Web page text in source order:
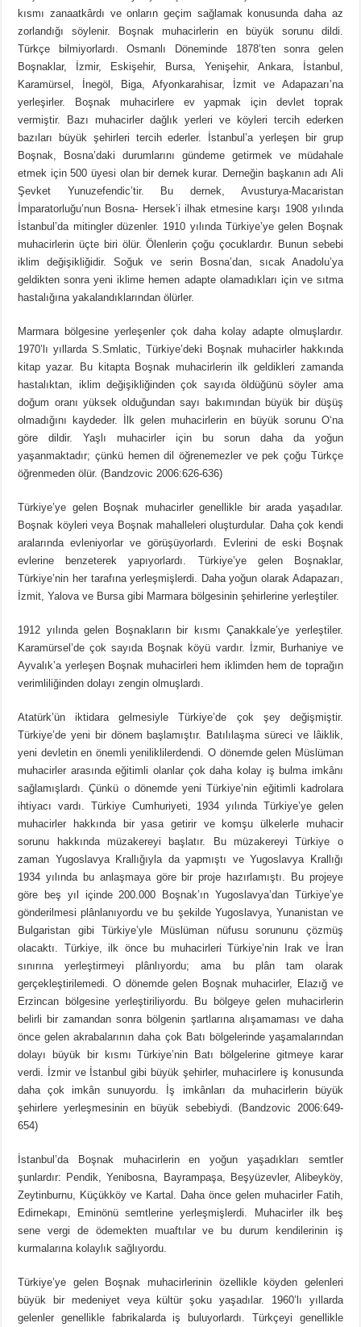
kısmı zanaatkârdı ve onların geçim sağlamak konusunda daha az
zorlandığı söylenir. Boşnak muhacirlerin en büyük sorunu dildi.
Türkçe bilmiyorlardı. Osmanlı Döneminde 1878’ten sonra gelen
Boşnaklar, İzmir, Eskişehir, Bursa, Yenişehir, Ankara, İstanbul,
Karamürsel, İnegöl, Biga, Afyonkarahisar, İzmit ve Adapazarı’na
yerleşirler. Boşnak muhacirlere ev yapmak için devlet toprak
vermiştir. Bazı muhacirler dağlık yerleri ve köyleri tercih ederken
bazıları büyük şehirleri tercih ederler. İstanbul’a yerleşen bir grup
Boşnak, Bosna’daki durumlarını gündeme getirmek ve müdahale
etmek için 500 üyesi olan bir dernek kurar. Derneğin başkanın adı Ali
Şevket Yunuzefendic’tir. Bu dernek, Avusturya-Macaristan
İmparatorluğu’nun Bosna- Hersek’i ilhak etmesine karşı 1908 yılında
İstanbul’da mitingler düzenler. 1910 yılında Türkiye’ye gelen Boşnak
muhacirlerin üçte biri ölür. Ölenlerin çoğu çocuklardır. Bunun sebebi
iklim değişikliğidir. Soğuk ve serin Bosna’dan, sıcak Anadolu’ya
geldikten sonra yeni iklime hemen adapte olamadıkları için ve sıtma
hastalığına yakalandıklarından ölürler.
Marmara bölgesine yerleşenler çok daha kolay adapte olmuşlardır.
1970’lı yıllarda S.Smlatic, Türkiye’deki Boşnak muhacirler hakkında
kitap yazar. Bu kitapta Boşnak muhacirlerin ilk geldikleri zamanda
hastalıktan, iklim değişikliğinden çok sayıda öldüğünü söyler ama
doğum oranı yüksek olduğundan sayı bakımından büyük bir düşüş
olmadığını kaydeder. İlk gelen muhacirlerin en büyük sorunu O‘na
göre dildir. Yaşlı muhacirler için bu sorun daha da yoğun
yaşanmaktadır; çünkü hemen dil öğrenemezler ve pek çoğu Türkçe
öğrenmeden ölür. (Bandzovic 2006:626-636)
Türkiye’ye gelen Boşnak muhacirler genellikle bir arada yaşadılar.
Boşnak köyleri veya Boşnak mahalleleri oluşturdular. Daha çok kendi
aralarında evleniyorlar ve görüşüyorlardı. Evlerini de eski Boşnak
evlerine benzeterek yapıyorlardı. Türkiye’ye gelen Boşnaklar,
Türkiye’nin her tarafına yerleşmişlerdi. Daha yoğun olarak Adapazarı,
İzmit, Yalova ve Bursa gibi Marmara bölgesinin şehirlerine yerleştiler.
1912 yılında gelen Boşnakların bir kısmı Çanakkale’ye yerleştiler.
Karamürsel’de çok sayıda Boşnak köyü vardır. İzmir, Burhaniye ve
Ayvalık’a yerleşen Boşnak muhacirleri hem iklimden hem de toprağın
verimliliğinden dolayı zengin olmuşlardı.
Atatürk’ün iktidara gelmesiyle Türkiye’de çok şey değişmiştir.
Türkiye’de yeni bir dönem başlamıştır. Batılılaşma süreci ve lâiklik,
yeni devletin en önemli yeniliklilerdendi. O dönemde gelen Müslüman
muhacirler arasında eğitimli olanlar çok daha kolay iş bulma imkânı
sağlamışlardı. Çünkü o dönemde yeni Türkiye’nin eğitimli kadrolara
ihtiyacı vardı. Türkiye Cumhuriyeti, 1934 yılında Türkiye’ye gelen
muhacirler hakkında bir yasa getirir ve komşu ülkelerle muhacir
sorunu hakkında müzakereyi başlatır. Bu müzakereyi Türkiye o
zaman Yugoslavya Krallığıyla da yapmıştı ve Yugoslavya Krallığı
1934 yılında bu anlaşmaya göre bir proje hazırlamıştı. Bu projeye
göre beş yıl içinde 200.000 Boşnak’ın Yugoslavya’dan Türkiye’ye
gönderilmesi plânlanıyordu ve bu şekilde Yugoslavya, Yunanistan ve
Bulgaristan gibi Türkiye’yle Müslüman nüfusu sorununu çözmüş
olacaktı. Türkiye, ilk önce bu muhacirleri Türkiye’nin Irak ve İran
sınırına yerleştirmeyi plânlıyordu; ama bu plân tam olarak
gerçekleştirilemedi. O dönemde gelen Boşnak muhacirler, Elazığ ve
Erzincan bölgesine yerleştiriliyordu. Bu bölgeye gelen muhacirlerin
belirli bir zamandan sonra bölgenin şartlarına alışamaması ve daha
önce gelen akrabalarının daha çok Batı bölgelerinde yaşamalarından
dolayı büyük bir kısmı Türkiye’nin Batı bölgelerine gitmeye karar
verdi. İzmir ve İstanbul gibi büyük şehirler, muhacirlere iş konusunda
daha çok imkân sunuyordu. İş imkânları da muhacirlerin büyük
şehirlere yerleşmesinin en büyük sebebiydi. (Bandzovic 2006:649-
654)
İstanbul’da Boşnak muhacirlerin en yoğun yaşadıkları semtler
şunlardır: Pendik, Yenibosna, Bayrampaşa, Beşyüzevler, Alibeyköy,
Zeytinburnu, Küçükköy ve Kartal. Daha önce gelen muhacirler Fatih,
Edirnekapı, Eminönü semtlerine yerleşmişlerdi. Muhacirler ilk beş
sene vergi de ödemekten muaftılar ve bu durum kendilerinin iş
kurmalarına kolaylık sağlıyordu.
Türkiye’ye gelen Boşnak muhacirlerinin özellikle köyden gelenleri
büyük bir medeniyet veya kültür şoku yaşadılar. 1960’lı yıllarda
gelenler genellikle fabrikalarda iş buluyorlardı. Türkçeyi genellikle